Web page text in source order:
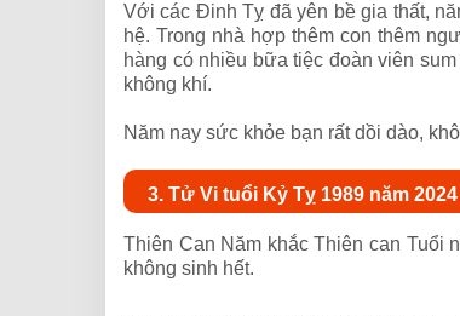
Với các Đinh Tỵ đã yên bề gia thất,
hệ. Trong nhà hợp thêm con thêm
hàng có nhiều bữa tiệc đoàn viên
không khí.
Năm nay sức khỏe bạn rất dồi dào,
3. Tử Vi tuổi Kỷ Tỵ 1989 năm
Thiên Can Năm khắc Thiên can Tuổi
không sinh hết.